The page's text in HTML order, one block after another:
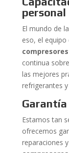
personal
El mundo de
eso, el equipo
continua
las mejores
refrigerantes
Estamos tan
ofrecemos
reparaciones